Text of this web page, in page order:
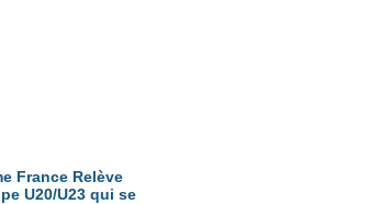
France Relève
U20/U23 qui se